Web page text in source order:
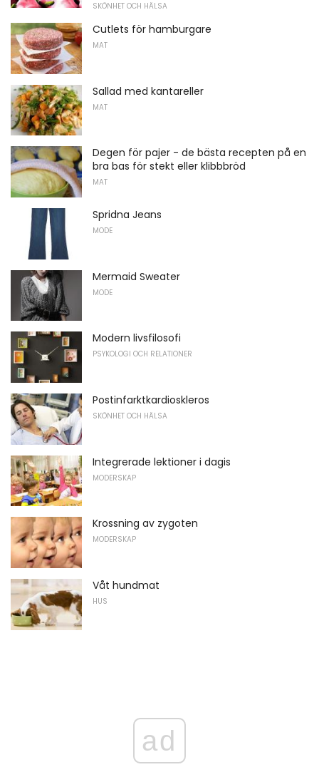
SKÖNHET OCH HÄLSA
Cutlets för hamburgare
MAT
Sallad med kantareller
MAT
Degen för pajer - de bästa recepten på en
bra bas för stekt eller klibbbröd
MAT
Spridna Jeans
MODE
Mermaid Sweater
MODE
Modern livsfilosofi
PSYKOLOGI OCH RELATIONER
Postinfarktkardioskleros
SKÖNHET OCH HÄLSA
Integrerade lektioner i dagis
MODERSKAP
Krossning av zygoten
MODERSKAP
Våt hundmat
HUS
ad